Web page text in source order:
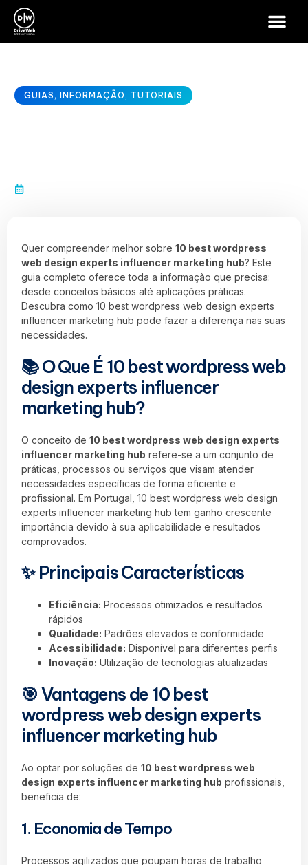
GUIAS, INFORMAÇÃO, TUTORIAIS
Quer compreender melhor sobre 10 best wordpress
web design experts influencer marketing hub? Este
guia completo oferece toda a informação que precisa:
desde conceitos básicos até aplicações práticas.
Descubra como 10 best wordpress web design experts
influencer marketing hub pode fazer a diferença nas suas
necessidades.
📚 O Que É 10 best wordpress web
design experts influencer
marketing hub?
O conceito de 10 best wordpress web design experts
influencer marketing hub refere-se a um conjunto de
práticas, processos ou serviços que visam atender
necessidades específicas de forma eficiente e
profissional. Em Portugal, 10 best wordpress web design
experts influencer marketing hub tem ganho crescente
importância devido à sua aplicabilidade e resultados
comprovados.
✨ Principais Características
Eficiência: Processos otimizados e resultados
rápidos
Qualidade: Padrões elevados e conformidade
Acessibilidade: Disponível para diferentes perfis
Inovação: Utilização de tecnologias atualizadas
🎯 Vantagens de 10 best
wordpress web design experts
influencer marketing hub
Ao optar por soluções de 10 best wordpress web
design experts influencer marketing hub profissionais,
beneficia de:
1. Economia de Tempo
Processos agilizados que poupam horas de trabalho